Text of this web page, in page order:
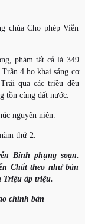
chúa Cho phép Viễn
phàm tất cả là 349
4 họ khai sáng cơ
qua các triều đều
tồn cùng đất nước.
nguyên niên.
thứ 2.
Bính phụng soạn.
Chất theo như bản
Triệu áp triệu.
chính bản